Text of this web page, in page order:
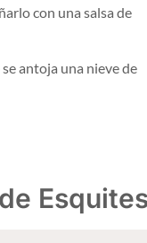
con una salsa de
antoja una nieve de